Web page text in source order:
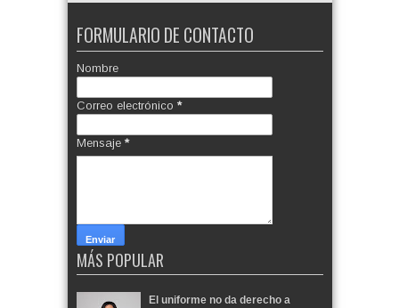
FORMULARIO DE CONTACTO
Nombre
Correo electrónico *
Mensaje *
MÁS POPULAR
El uniforme no da derecho a